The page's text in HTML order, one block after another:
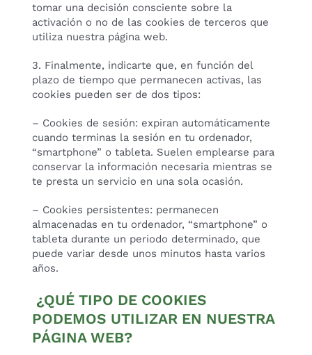
tomar una decisión consciente sobre la
activación o no de las cookies de terceros que
utiliza nuestra página web.
3. Finalmente, indicarte que, en función del
plazo de tiempo que permanecen activas, las
cookies pueden ser de dos tipos:
– Cookies de sesión: expiran automáticamente
cuando terminas la sesión en tu ordenador,
“smartphone” o tableta. Suelen emplearse para
conservar la información necesaria mientras se
te presta un servicio en una sola ocasión.
– Cookies persistentes: permanecen
almacenadas en tu ordenador, “smartphone” o
tableta durante un periodo determinado, que
puede variar desde unos minutos hasta varios
años.
¿QUÉ TIPO DE COOKIES
PODEMOS UTILIZAR EN NUESTRA
PÁGINA WEB?